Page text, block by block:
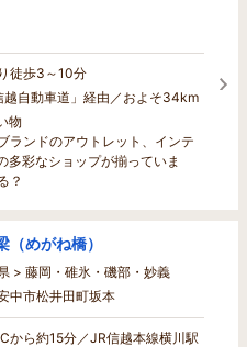
徒歩3～10分
越自動車道」経由／およそ34km
物
ランドのアウトレット、インテ
彩なショップが揃っていま
？
（めがね橋）
> 藤岡・碓氷・磯部・妙義
中市松井田町坂本
から約15分／JR信越本線横川駅